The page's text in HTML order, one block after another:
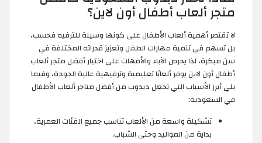
متجر ألعاب أطفال أون لاين؟
لا تقتصر أهمية ألعاب الأطفال على كونها وسيلة للترفيه فحسب،
بل تسهم في تنمية مهارات الطفل وتعزيز قدراته المختلفة في
سن مبكرة، لذا يحرص الآباء والأمهات على اختيار أفضل متجر ألعاب
أطفال أون لاين يوفر ألعابًا تعليمية وترفيهية عالية الجودة، وفيما
يلي أبرز الأسباب التي تجعل دبدوب من أفضل متاجر ألعاب الأطفال
في السعودية:
تشكيلة واسعة من الألعاب تناسب جميع الفئات العمرية،
بداية من المواليد وحتى الشباب.